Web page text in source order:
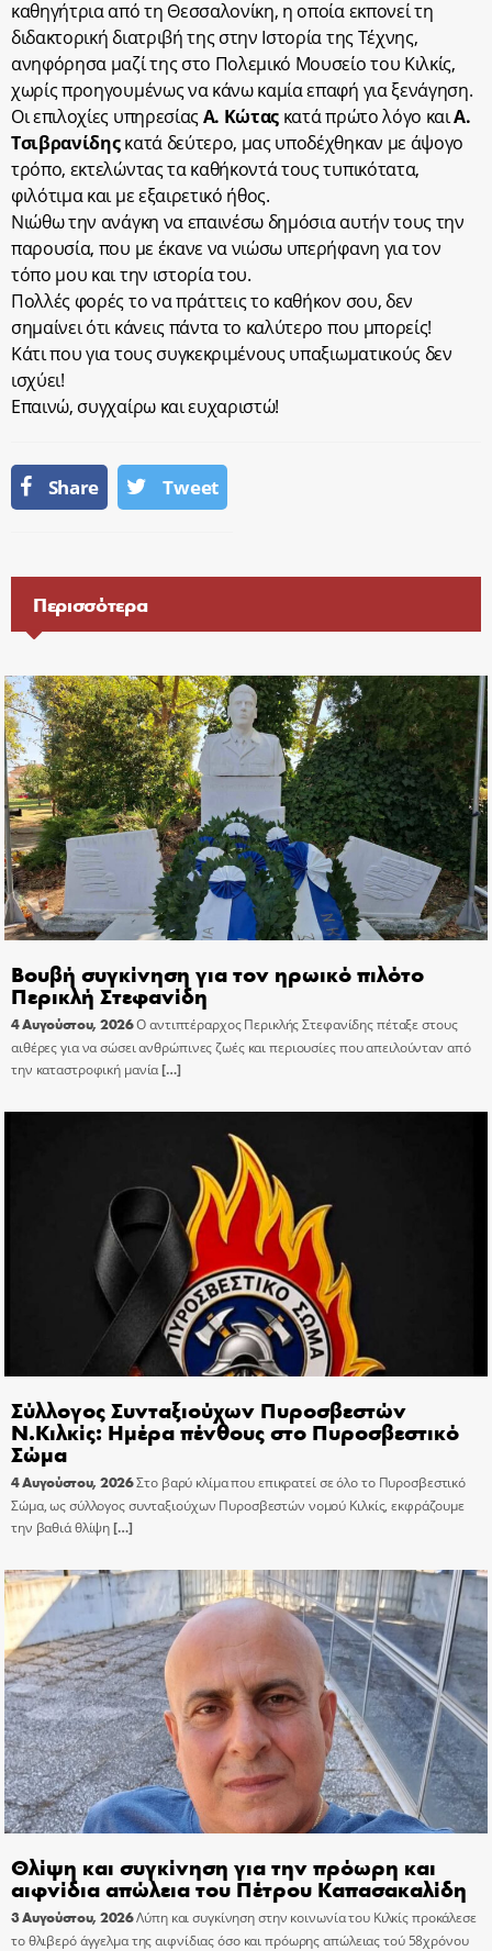
καθηγήτρια από τη Θεσσαλονίκη, η οποία εκπονεί τη
διδακτορική διατριβή της στην Ιστορία της Τέχνης,
ανηφόρησα μαζί της στο Πολεμικό Μουσείο του Κιλκίς,
χωρίς προηγουμένως να κάνω καμία επαφή για ξενάγηση.
Οι επιλοχίες υπηρεσίαςΑ. Κώτας κατά πρώτο λόγο καιΑ.
Τσιβρανίδηςκατά δεύτερο, μας υποδέχθηκαν με άψογο
τρόπο, εκτελώντας τα καθήκοντά τους τυπικότατα,
φιλότιμα και με εξαιρετικό ήθος.
Νιώθω την ανάγκη να επαινέσω δημόσια αυτήν τους την
παρουσία, που με έκανε να νιώσω υπερήφανη για τον
τόπο μου και την ιστορία του.
Πολλές φορές το να πράττεις το καθήκον σου, δεν
σημαίνει ότι κάνεις πάντα το καλύτερο που μπορείς!
Κάτι που για τους συγκεκριμένους υπαξιωματικούς δεν
ισχύει!
Επαινώ, συγχαίρω και ευχαριστώ!
Share Tweet
Περισσότερα
Βουβή συγκίνηση για τον ηρωικό πιλότο
Περικλή Στεφανίδη
4 Αυγούστου, 2026Ο αντιπτέραρχος Περικλής Στεφανίδης πέταξε στους
αιθέρες για να σώσει ανθρώπινες ζωές και περιουσίες που απειλούνταν από
την καταστροφική μανία[…]
Σύλλογος Συνταξιούχων Πυροσβεστών
Ν.Κιλκίς: Ημέρα πένθους στο Πυροσβεστικό
Σώμα
4 Αυγούστου, 2026Στο βαρύ κλίμα που επικρατεί σε όλο το Πυροσβεστικό
Σώμα, ως σύλλογος συνταξιούχων Πυροσβεστών νομού Κιλκίς, εκφράζουμε
την βαθιά θλίψη[…]
Θλίψη και συγκίνηση για την πρόωρη και
αιφνίδια απώλεια του Πέτρου Καπασακαλίδη
3 Αυγούστου, 2026Λύπη και συγκίνηση στην κοινωνία του Κιλκίς προκάλεσε
το θλιβερό άγγελμα της αιφνίδιας όσο και πρόωρης απώλειας τού 58χρόνου